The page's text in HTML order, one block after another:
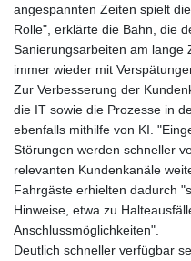
angespannten Zeiten spielt
Rolle", erklärte die Bahn, die
Sanierungsarbeiten am lange
immer wieder mit
Zur Verbesserung der
die IT sowie die Prozesse in
ebenfalls mithilfe von KI.
Störungen werden schneller
relevanten Kundenkanäle
Fahrgäste erhielten dadurch
Hinweise, etwa zu
Anschlussmöglichkeiten".
Deutlich schneller verfügbar